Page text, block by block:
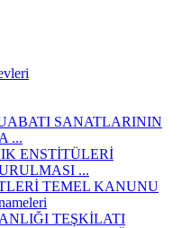
SANATLARININ
...
ENSTİTÜLERİ
...
TEMEL KANUNU
TEŞKİLATI